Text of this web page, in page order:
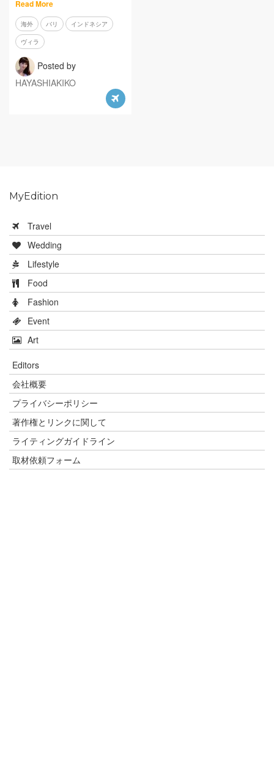
Read More
海外 バリ インドネシア
ヴィラ
Posted by
HAYASHIAKIKO
MyEdition
Travel
Wedding
Lifestyle
Food
Fashion
Event
Art
Editors
会社概要
プライバシーポリシー
著作権とリンクに関して
ライティングガイドライン
取材依頼フォーム